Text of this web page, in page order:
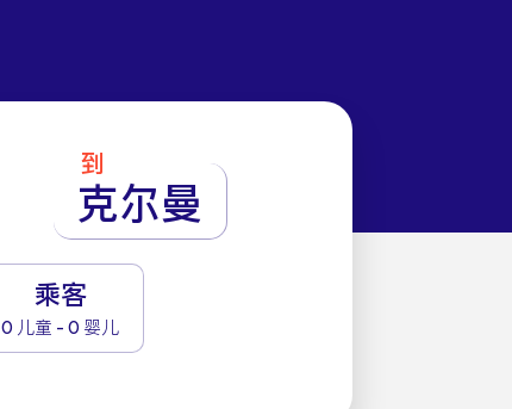
到
克尔曼
乘客
0 儿童 - 0 婴儿